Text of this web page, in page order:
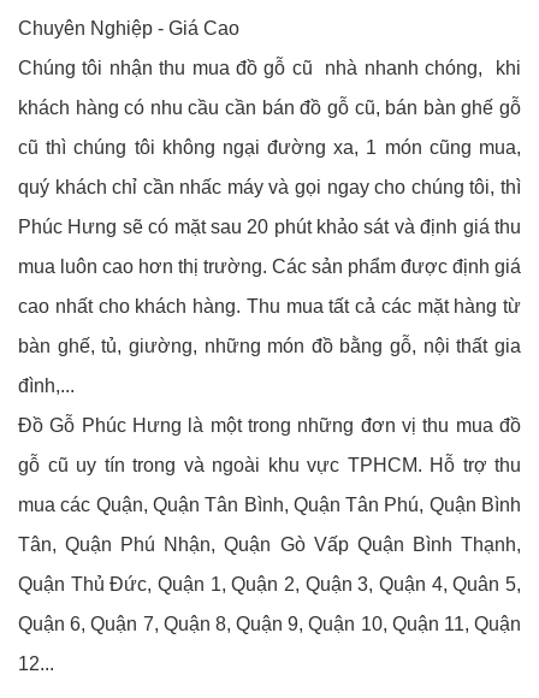
Chuyên Nghiệp - Giá Cao
Chúng tôi nhận thu mua đồ gỗ cũ nhà nhanh chóng, khi
khách hàng có nhu cầu cần bán đồ gỗ cũ, bán bàn ghế gỗ
cũ thì chúng tôi không ngại đường xa, 1 món cũng mua,
quý khách chỉ cần nhấc máy và gọi ngay cho chúng tôi, thì
Phúc Hưng sẽ có mặt sau 20 phút khảo sát và định giá thu
mua luôn cao hơn thị trường. Các sản phẩm được định giá
cao nhất cho khách hàng. Thu mua tất cả các mặt hàng từ
bàn ghế, tủ, giường, những món đồ bằng gỗ, nội thất gia
đình,...
Đồ Gỗ Phúc Hưng là một trong những đơn vị thu mua đồ
gỗ cũ uy tín trong và ngoài khu vực TPHCM. Hỗ trợ thu
mua các Quận, Quận Tân Bình, Quận Tân Phú, Quận Bình
Tân, Quận Phú Nhận, Quận Gò Vấp Quận Bình Thạnh,
Quận Thủ Đức, Quận 1, Quận 2, Quận 3, Quận 4, Quân 5,
Quận 6, Quận 7, Quận 8, Quận 9, Quận 10, Quận 11, Quận
12...